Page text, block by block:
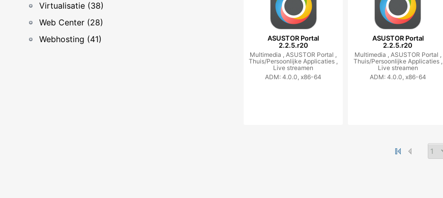
Virtualisatie (38)
Web Center (28)
Webhosting (41)
ASUSTOR Portal
2.2.5.r20
Multimedia ,ASUSTOR Portal ,
Thuis/Persoonlijke Applicaties ,
Live streamen
ADM: 4.0.0, x86-64
ASUSTOR Portal
2.2.5.r20
Multimedia , ASUSTOR Portal ,
Thuis/Persoonlijke Applicaties ,
Live streamen
ADM: 4.0.0, x86-64